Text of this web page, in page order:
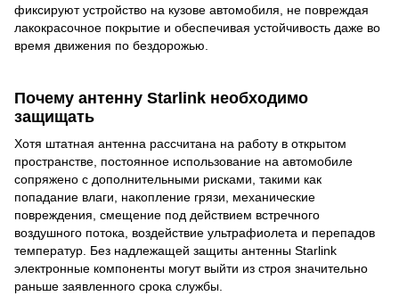
фиксируют устройство на кузове автомобиля, не повреждая
лакокрасочное покрытие и обеспечивая устойчивость даже во
время движения по бездорожью.
Почему антенну Starlink необходимо
защищать
Хотя штатная антенна рассчитана на работу в открытом
пространстве, постоянное использование на автомобиле
сопряжено с дополнительными рисками, такими как
попадание влаги, накопление грязи, механические
повреждения, смещение под действием встречного
воздушного потока, воздействие ультрафиолета и перепадов
температур. Без надлежащей защиты антенны Starlink
электронные компоненты могут выйти из строя значительно
раньше заявленного срока службы.